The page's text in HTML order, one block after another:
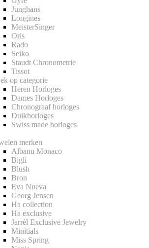
Junghans
Longines
MeisterSinger
Oris
Rado
Seiko
Staudt Chronometrie
Tissot
op categorie
Heren Horloges
Dames Horloges
Chronograaf horloges
Duikhorloges
Swiss made horloges
merken
Albanu Monaco
Bigli
Blush
Bron
Eva Nueva
Georg Jensen
Ha collection
Ha exclusive
Jarrèl Exclusive Jewelry
Minitials
Miss Spring